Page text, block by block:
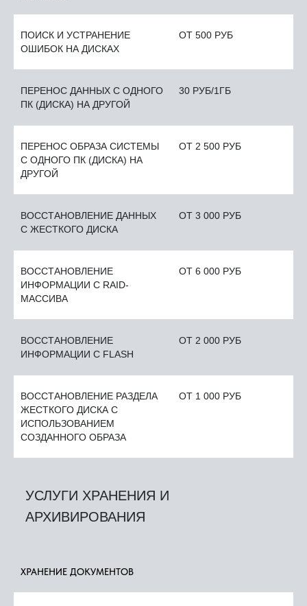
ПОИСК И УСТРАНЕНИЕ
ОШИБОК НА ДИСКАХ
ОТ 500 РУБ
ПЕРЕНОС ДАННЫХ С ОДНОГО
ПК (ДИСКА) НА ДРУГОЙ
30 РУБ/1ГБ
ПЕРЕНОС ОБРАЗА СИСТЕМЫ
С ОДНОГО ПК (ДИСКА) НА
ДРУГОЙ
ОТ 2 500 РУБ
ВОССТАНОВЛЕНИЕ ДАННЫХ
С ЖЕСТКОГО ДИСКА
ОТ 3 000 РУБ
ВОССТАНОВЛЕНИЕ
ИНФОРМАЦИИ С RAID-
МАССИВА
ОТ 6 000 РУБ
ВОССТАНОВЛЕНИЕ
ИНФОРМАЦИИ С FLASH
ОТ 2 000 РУБ
ВОССТАНОВЛЕНИЕ РАЗДЕЛА
ЖЕСТКОГО ДИСКА С
ИСПОЛЬЗОВАНИЕМ
СОЗДАННОГО ОБРАЗА
ОТ 1 000 РУБ
УСЛУГИ ХРАНЕНИЯ И
АРХИВИРОВАНИЯ
ХРАНЕНИЕ ДОКУМЕНТОВ